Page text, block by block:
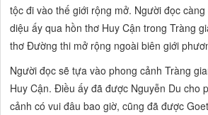
tộc đi vào thế giới rộng mở. Người đọc
diệu ấy qua hồn thơ Huy Cận trongTràng
thơ Đường thi mở rộng ngoài biên giới
Người đọc sẽ tựa vào phong cảnhTràng
Huy Cận. Điều ấy đã được Nguyễn Du cho
cảnh có vui đâu bao giờ, cũng đã được